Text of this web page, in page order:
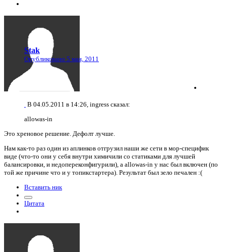
Stak
Опубликовано 5 мая, 2011
В 04.05.2011 в 14:26, ingress сказал:
allowas-in
Это хреновое решение. Дефолт лучше.
Нам как-то раз один из аплинков отгрузил наши же сети в мор-специфик
виде (что-то они у себя внутри химичили со статиками для лучшей
балансировки, и недопереконфигурили), а allowas-in у нас был включен (по
той же причине что и у топикстартера). Результат был зело печален :(
Вставить ник
Цитата